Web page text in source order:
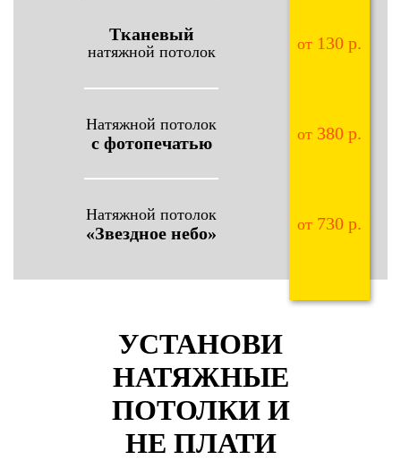
Тканевый
натяжной потолок от 130 р.
Натяжной потолок
с фотопечатью от 380 р.
Натяжной потолок
«Звездное небо» от 730 р.
УСТАНОВИ
НАТЯЖНЫЕ
ПОТОЛКИ И
НЕ ПЛАТИ